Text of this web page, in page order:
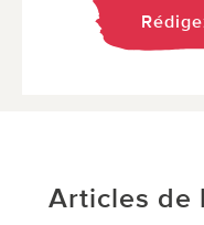
Articles de